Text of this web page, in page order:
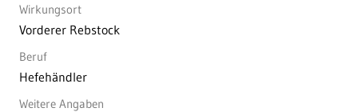
Wirkungsort
Vorderer Rebstock
Beruf
Hefehändler
Weitere Angaben